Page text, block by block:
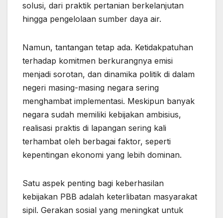
solusi, dari praktik pertanian berkelanjutan
hingga pengelolaan sumber daya air.
Namun, tantangan tetap ada. Ketidakpatuhan
terhadap komitmen berkurangnya emisi
menjadi sorotan, dan dinamika politik di dalam
negeri masing-masing negara sering
menghambat implementasi. Meskipun banyak
negara sudah memiliki kebijakan ambisius,
realisasi praktis di lapangan sering kali
terhambat oleh berbagai faktor, seperti
kepentingan ekonomi yang lebih dominan.
Satu aspek penting bagi keberhasilan
kebijakan PBB adalah keterlibatan masyarakat
sipil. Gerakan sosial yang meningkat untuk